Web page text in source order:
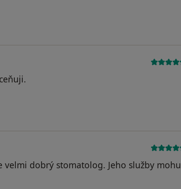
Daniel Truhlář
Petr
velmi dobrý stomatolog. Jeho služby mohu